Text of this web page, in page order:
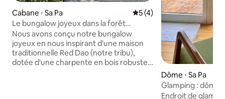
Cabane ⋅ Sa Pa Évaluation moyenne sur
5 (4)
Le bungalow joyeux dans la forêt
joyeuse !
Nous avons conçu notre bungalow
joyeux en nous inspirant d'une maison
traditionnelle Red Dao (notre tribu),
dotée d'une charpente en bois robuste,
Dôme ⋅ Sa Pa
Glamping : dôme
Endroit de